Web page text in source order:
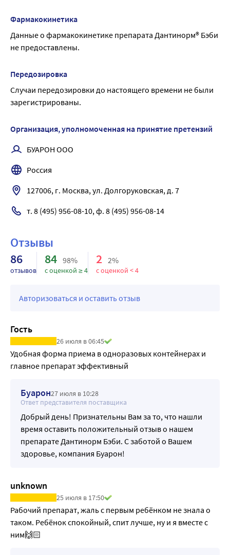
Фармакокинетика
Данные о фармакокинетике препарата Дантинорм® Бэби
не предоставлены.
Передозировка
Случаи передозировки до настоящего времени не были
зарегистрированы.
Организация, уполномоченная на принятие претензий
БУАРОН ООО
Россия
127006, г. Москва, ул. Долгоруковская, д. 7
т. 8 (495) 956-08-10, ф. 8 (495) 956-08-14
Отзывы
86
отзывов
84 98%
с оценкой ≥ 4
2 2%
с оценкой < 4
Авторизоваться и оставить отзыв
Гость
26 июля в 06:45
Удобная форма приема в одноразовых контейнерах и
главное препарат эффективный
Буарон27 июля в 10:28
Ответ представителя поставщика
Добрый день! Признательны Вам за то, что нашли
время оставить положительный отзыв о нашем
препарате Дантинорм Бэби. С заботой о Вашем
здоровье, компания Буарон!
unknown
25 июля в 17:50
Рабочий препарат, жаль с первым ребёнком не знала о
таком. Ребёнок спокойный, спит лучше, ну и я вместе с
ним🙌🏻